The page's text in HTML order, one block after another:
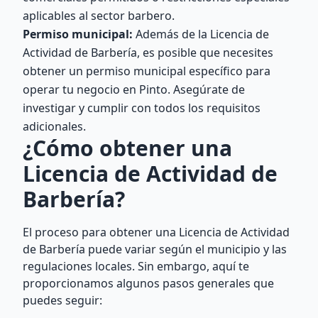
aplicables al sector barbero.
Permiso municipal: Además de la Licencia de
Actividad de Barbería, es posible que necesites
obtener un permiso municipal específico para
operar tu negocio en Pinto. Asegúrate de
investigar y cumplir con todos los requisitos
adicionales.
¿Cómo obtener una
Licencia de Actividad de
Barbería?
El proceso para obtener una Licencia de Actividad
de Barbería puede variar según el municipio y las
regulaciones locales. Sin embargo, aquí te
proporcionamos algunos pasos generales que
puedes seguir: